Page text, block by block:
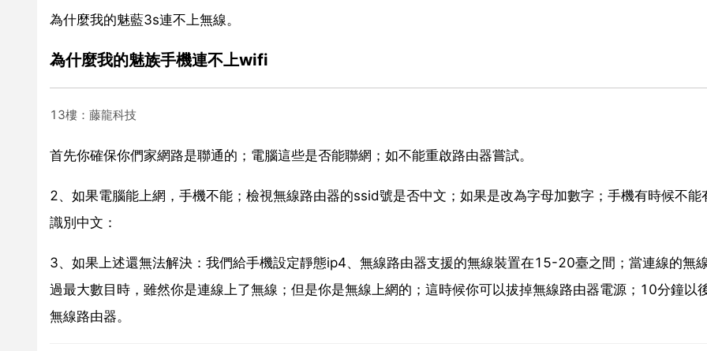
為什麼我的魅藍3s連不上無線。
為什麼我的魅族手機連不上wifi
13樓：藤龍科技
首先你確保你們家網路是聯通的；電腦這些是否能聯網；如不能重啟路由器嘗試。
2、如果電腦能上網，手機不能；檢視無線路由器的ssid號是否中文；如果是改為字母加數字；手機有時候不能
識別中文：
3、如果上述還無法解決：我們給手機設定靜態ip4、無線路由器支援的無線裝置在15-20臺之間；當連線的無
過最大數目時，雖然你是連線上了無線；但是你是無線上網的；這時候你可以拔掉無線路由器電源；10分鐘以
無線路由器。